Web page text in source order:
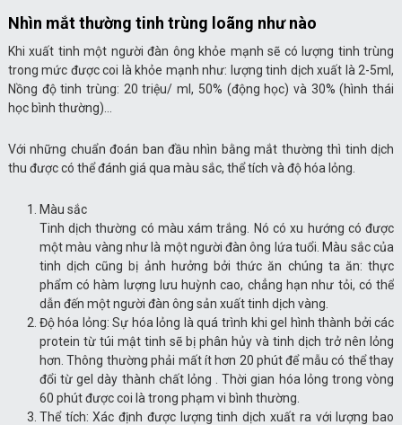
Nhìn mắt thường tinh trùng loãng như nào
Khi xuất tinh một người đàn ông khỏe mạnh sẽ có lượng tinh trùng
trong mức được coi là khỏe mạnh như: lượng tinh dịch xuất là 2-5ml,
Nồng độ tinh trùng: 20 triệu/ ml, 50% (động học) và 30% (hình thái
học bình thường)…
Với những chuẩn đoán ban đầu nhìn bằng mắt thường thì tinh dịch
thu được có thể đánh giá qua màu sắc, thể tích và độ hóa lỏng.
Màu sắc
Tinh dịch thường có màu xám trắng. Nó có xu hướng có được
một màu vàng như là một người đàn ông lứa tuổi. Màu sắc của
tinh dịch cũng bị ảnh hưởng bởi thức ăn chúng ta ăn: thực
phẩm có hàm lượng lưu huỳnh cao, chẳng hạn như tỏi, có thể
dẫn đến một người đàn ông sản xuất tinh dịch vàng.
Độ hóa lỏng: Sự hóa lỏng là quá trình khi gel hình thành bởi các
protein từ túi mật tinh sẽ bị phân hủy và tinh dịch trở nên lỏng
hơn. Thông thường phải mất ít hơn 20 phút để mẫu có thể thay
đổi từ gel dày thành chất lỏng . Thời gian hóa lỏng trong vòng
60 phút được coi là trong phạm vi bình thường.
Thể tích: Xác định được lượng tinh dịch xuất ra với lượng bao